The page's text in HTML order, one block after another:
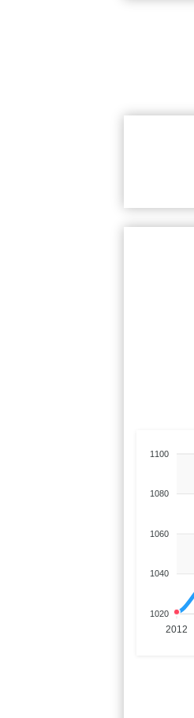
1100
1080
1060
1040
1020
2012